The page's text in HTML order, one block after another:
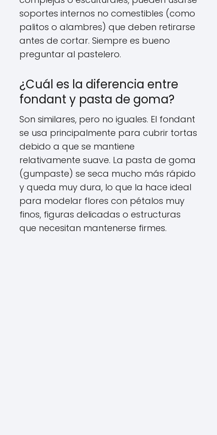
soportes internos no comestibles (como
palitos o alambres) que deben retirarse
antes de cortar. Siempre es bueno
preguntar al pastelero.
¿Cuál es la diferencia entre
fondant y pasta de goma?
Son similares, pero no iguales. El fondant
se usa principalmente para cubrir tortas
debido a que se mantiene
relativamente suave. La pasta de goma
(gumpaste) se seca mucho más rápido
y queda muy dura, lo que la hace ideal
para modelar flores con pétalos muy
finos, figuras delicadas o estructuras
que necesitan mantenerse firmes.